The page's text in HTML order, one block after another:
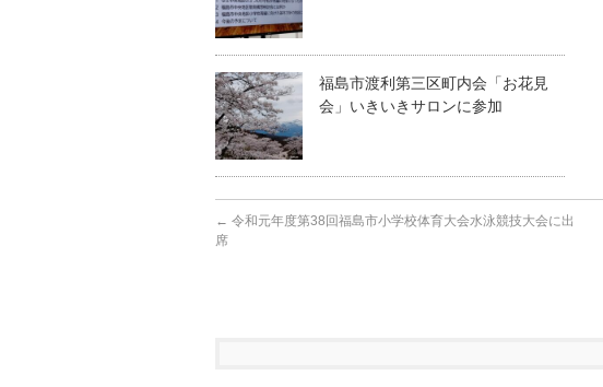
福島市渡利第三区町内会「お花見
会」いきいきサロンに参加
← 令和元年度第38回福島市小学校体育大会水泳競技大会に出
席